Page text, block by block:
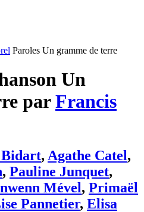
Paroles Un gramme de terre
Un
parFrancis
, Agathe Catel,
, Pauline Junquet,
Mével, Primaël
Pannetier, Elisa